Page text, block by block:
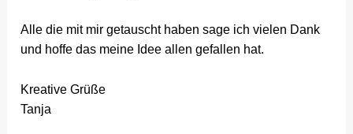
Alle die mit mir getauscht haben sage ich vielen Dank
und hoffe das meine Idee allen gefallen hat.
Kreative Grüße
Tanja